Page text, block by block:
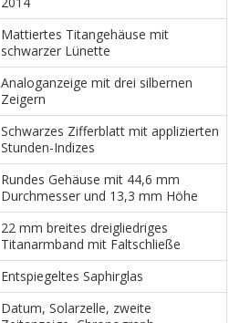
Mattiertes Titangehäuse mit
schwarzer Lünette
Analoganzeige mit drei silbernen
Zeigern
Schwarzes Zifferblatt mit applizierten
Stunden-Indizes
Rundes Gehäuse mit 44,6 mm
Durchmesser und 13,3 mm Höhe
22 mm breites dreigliedriges
Titanarmband mit Faltschließe
Entspiegeltes Saphirglas
Datum, Solarzelle, zweite